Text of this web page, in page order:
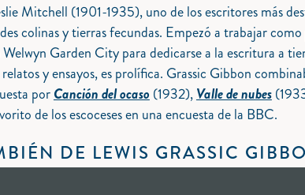
Mitchell (1901-1935), uno de los escritores más
colinas y tierras fecundas. Empezó a trabajar
Garden City para dedicarse a la escritura a
y ensayos, es prolífica. Grassic Gibbon
porCanción del ocaso (1932),Valle de nubes
de los escoceses en una encuesta de la BBC.
DE LEWIS GRASSIC